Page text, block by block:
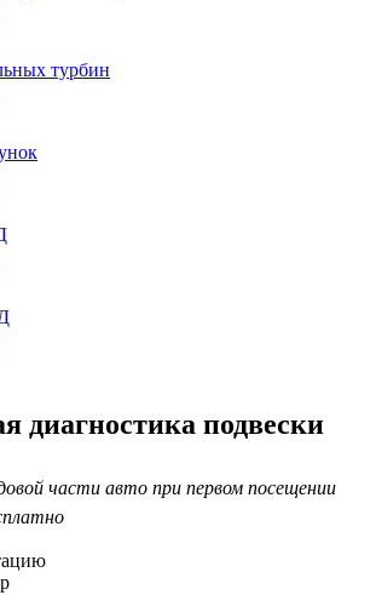
турбин
диагностика подвески
части авто при первом посещении